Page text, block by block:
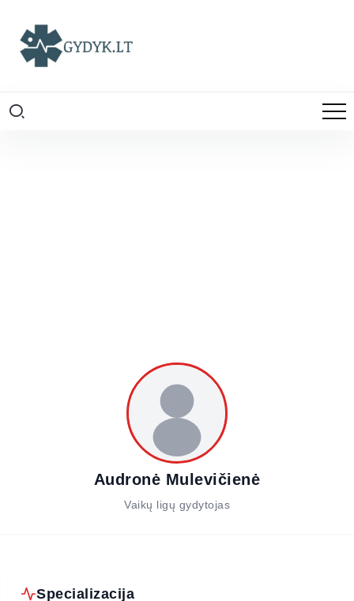
Audronė Mulevičienė
Vaikų ligų gydytojas
Specializacija